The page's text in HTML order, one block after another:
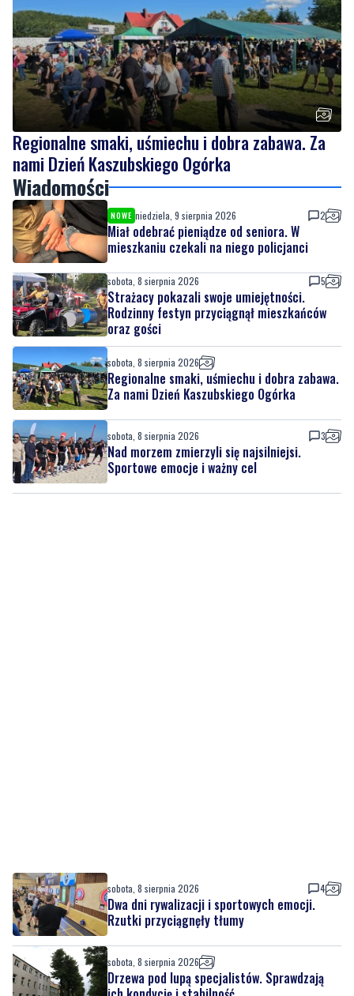
festyn przyciągnął mieszkańców oraz gości
Regionalne smaki, uśmiechu i dobra zabawa. Za
nami Dzień Kaszubskiego Ogórka
Wiadomości
NOWE niedziela, 9 sierpnia 2026 2
Miał odebrać pieniądze od seniora. W
mieszkaniu czekali na niego policjanci
sobota, 8 sierpnia 2026
Strażacy pokazali swoje umiejętności.
Rodzinny festyn przyciągnął mieszkańców
oraz gości
sobota, 8 sierpnia 2026
Regionalne smaki, uśmiechu i dobra zabawa.
Za nami Dzień Kaszubskiego Ogórka
sobota, 8 sierpnia 2026 3
sobota, 8 sierpnia 2026 4
Dwa dni rywalizacji i sportowych emocji.
Rzutki przyciągnęły tłumy